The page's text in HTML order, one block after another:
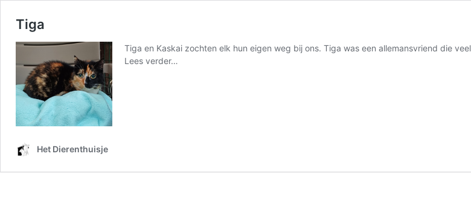
Tiga
Tiga en Kaskai zochten elk hun eigen weg bij ons. Tiga was een allemansvriend die
Lees verder…
Het Dierenthuisje